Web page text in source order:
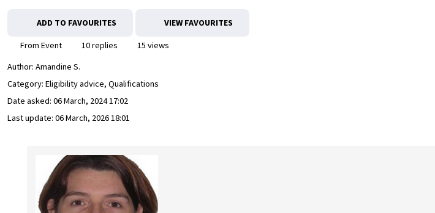
ADD TO FAVOURITES VIEW FAVOURITES
From Event 10 replies
15 views
Author: Amandine S.
Category: Eligibility advice, Qualifications
Date asked: 06 March, 2024 17:02
Last update: 06 March, 2026 18:01